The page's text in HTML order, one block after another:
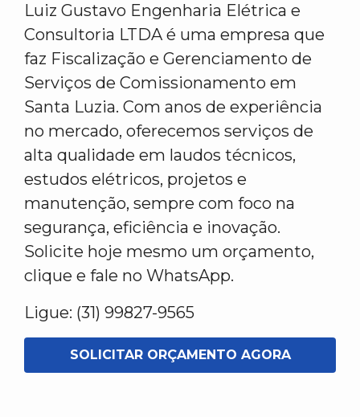
Luiz Gustavo Engenharia Elétrica e
Consultoria LTDA é uma empresa que
faz Fiscalização e Gerenciamento de
Serviços de Comissionamento em
Santa Luzia. Com anos de experiência
no mercado, oferecemos serviços de
alta qualidade em laudos técnicos,
estudos elétricos, projetos e
manutenção, sempre com foco na
segurança, eficiência e inovação.
Solicite hoje mesmo um orçamento,
clique e fale no WhatsApp.
Ligue: (31) 99827-9565
SOLICITAR ORÇAMENTO AGORA